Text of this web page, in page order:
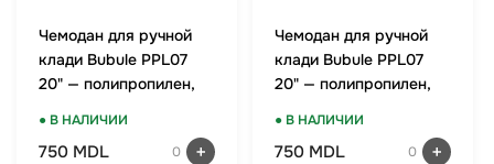
Чемодан для ручной
клади Bubule PPL07
20" — полипропилен,
● В НАЛИЧИИ
750 MDL 0
Чемодан для ручной
клади Bubule PPL07
20" — полипропилен,
● В НАЛИЧИИ
750 MDL 0